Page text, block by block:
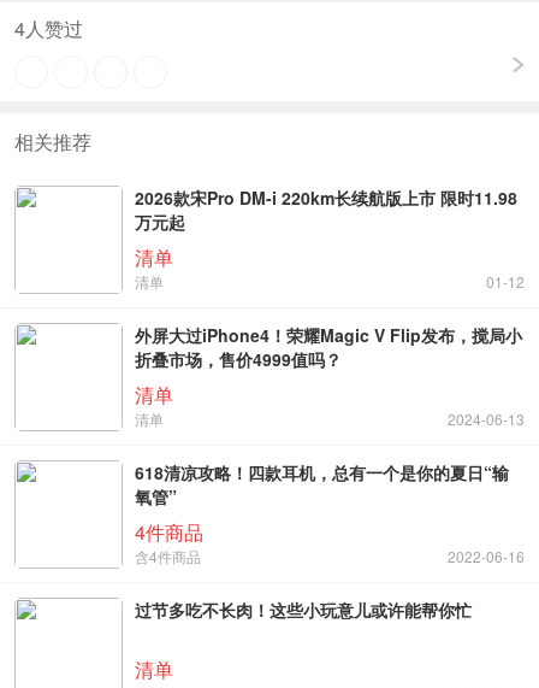
4人赞过
相关推荐
2026款宋Pro DM-i 220km长续航版上市 限时11.98
万元起
清单
清单 01-12
外屏大过iPhone4！荣耀Magic V Flip发布，搅局小
折叠市场，售价4999值吗？
清单
清单 2024-06-13
618清凉攻略！四款耳机，总有一个是你的夏日“输
氧管”
4件商品
含4件商品 2022-06-16
过节多吃不长肉！这些小玩意儿或许能帮你忙
清单